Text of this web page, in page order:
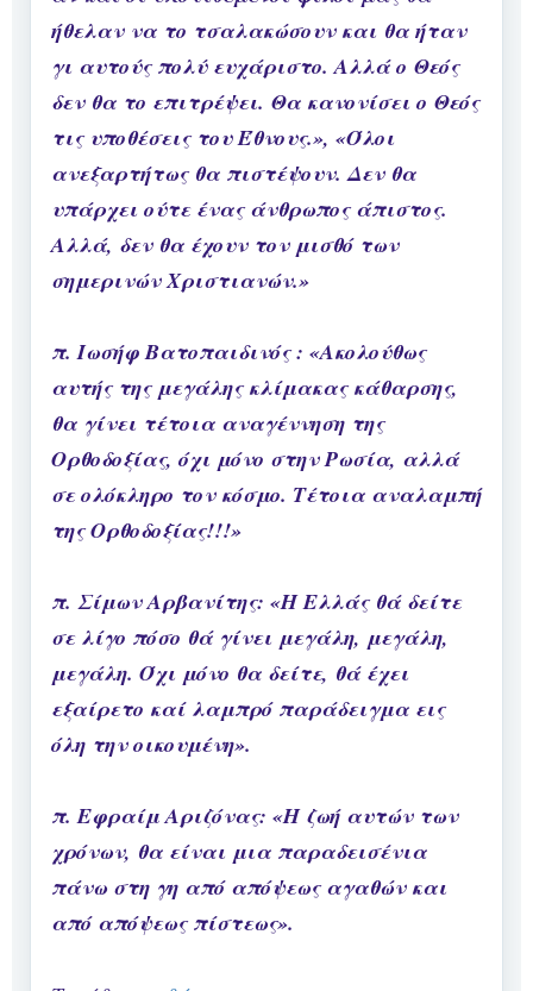
ήθελαν να το τσαλακώσουν και θα ήταν
γι αυτούς πολύ ευχάριστο. Αλλά ο Θεός
δεν θα το επιτρέψει. Θα κανονίσει ο Θεός
τις υποθέσεις του Έθνους.», «Όλοι
ανεξαρτήτως θα πιστέψουν. Δεν θα
υπάρχει ούτε ένας άνθρωπος άπιστος.
Αλλά, δεν θα έχουν τον μισθό των
σημερινών Χριστιανών.»
π. Ιωσήφ Βατοπαιδινός : «Ακολούθως
αυτής της μεγάλης κλίμακας κάθαρσης,
θα γίνει τέτοια αναγέννηση της
Ορθοδοξίας, όχι μόνο στην Ρωσία, αλλά
σε ολόκληρο τον κόσμο. Τέτοια αναλαμπή
της Ορθοδοξίας!!!»
π. Σίμων Αρβανίτης: «Η Ελλάς θά δείτε
σε λίγο πόσο θά γίνει μεγάλη, μεγάλη,
μεγάλη. Όχι μόνο θα δείτε, θά έχει
εξαίρετο καί λαμπρό παράδειγμα εις
όλη την οικουμένη».
π. Εφραίμ Αριζόνας: «Η ζωή αυτών των
χρόνων, θα είναι μια παραδεισένια
πάνω στη γη από απόψεως αγαθών και
από απόψεως πίστεως».